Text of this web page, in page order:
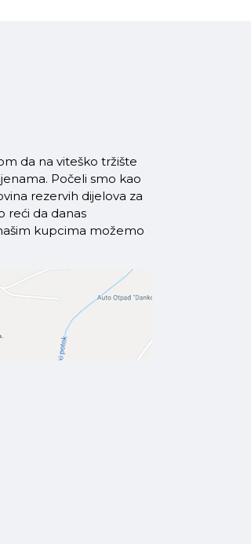
da na viteško tržište
Počeli smo kao
rezervih dijelova za
reći da danas
kupcima možemo